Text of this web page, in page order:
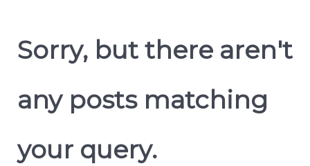
Sorry, but there aren't
any posts matching
your query.